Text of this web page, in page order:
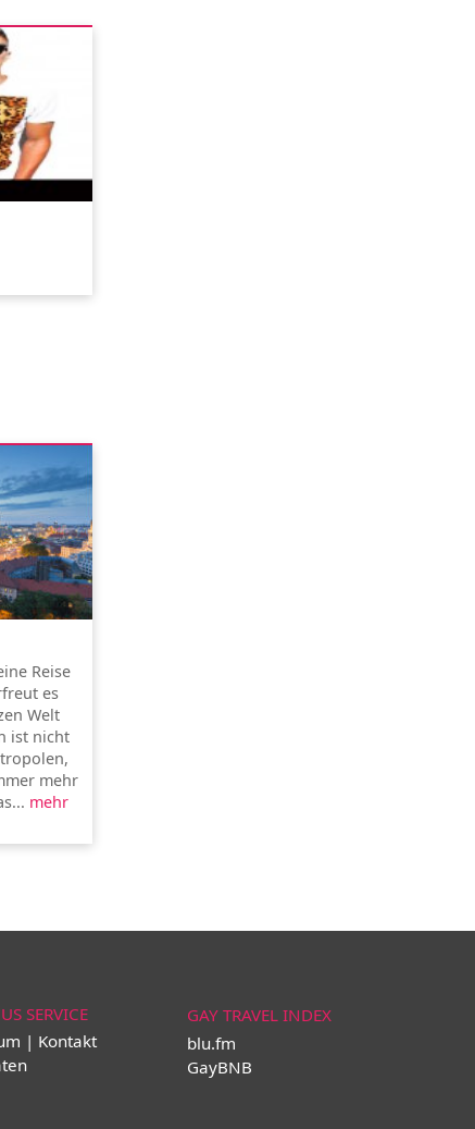
Reise
es
Welt
ist nicht
mehr
mehr
SERVICE
| Kontakt
GAY TRAVEL INDEX
blu.fm
GayBNB